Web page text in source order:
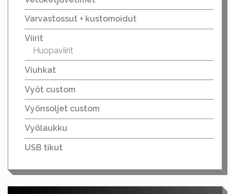
Varvastossut + kustomoidut
Viirit
Huopaviirit
Viuhkat
Vyöt custom
Vyönsoljet custom
Vyölaukku
USB tikut